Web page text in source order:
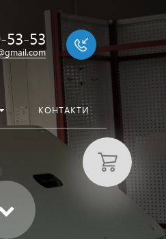
53-53
КОНТАКТИ